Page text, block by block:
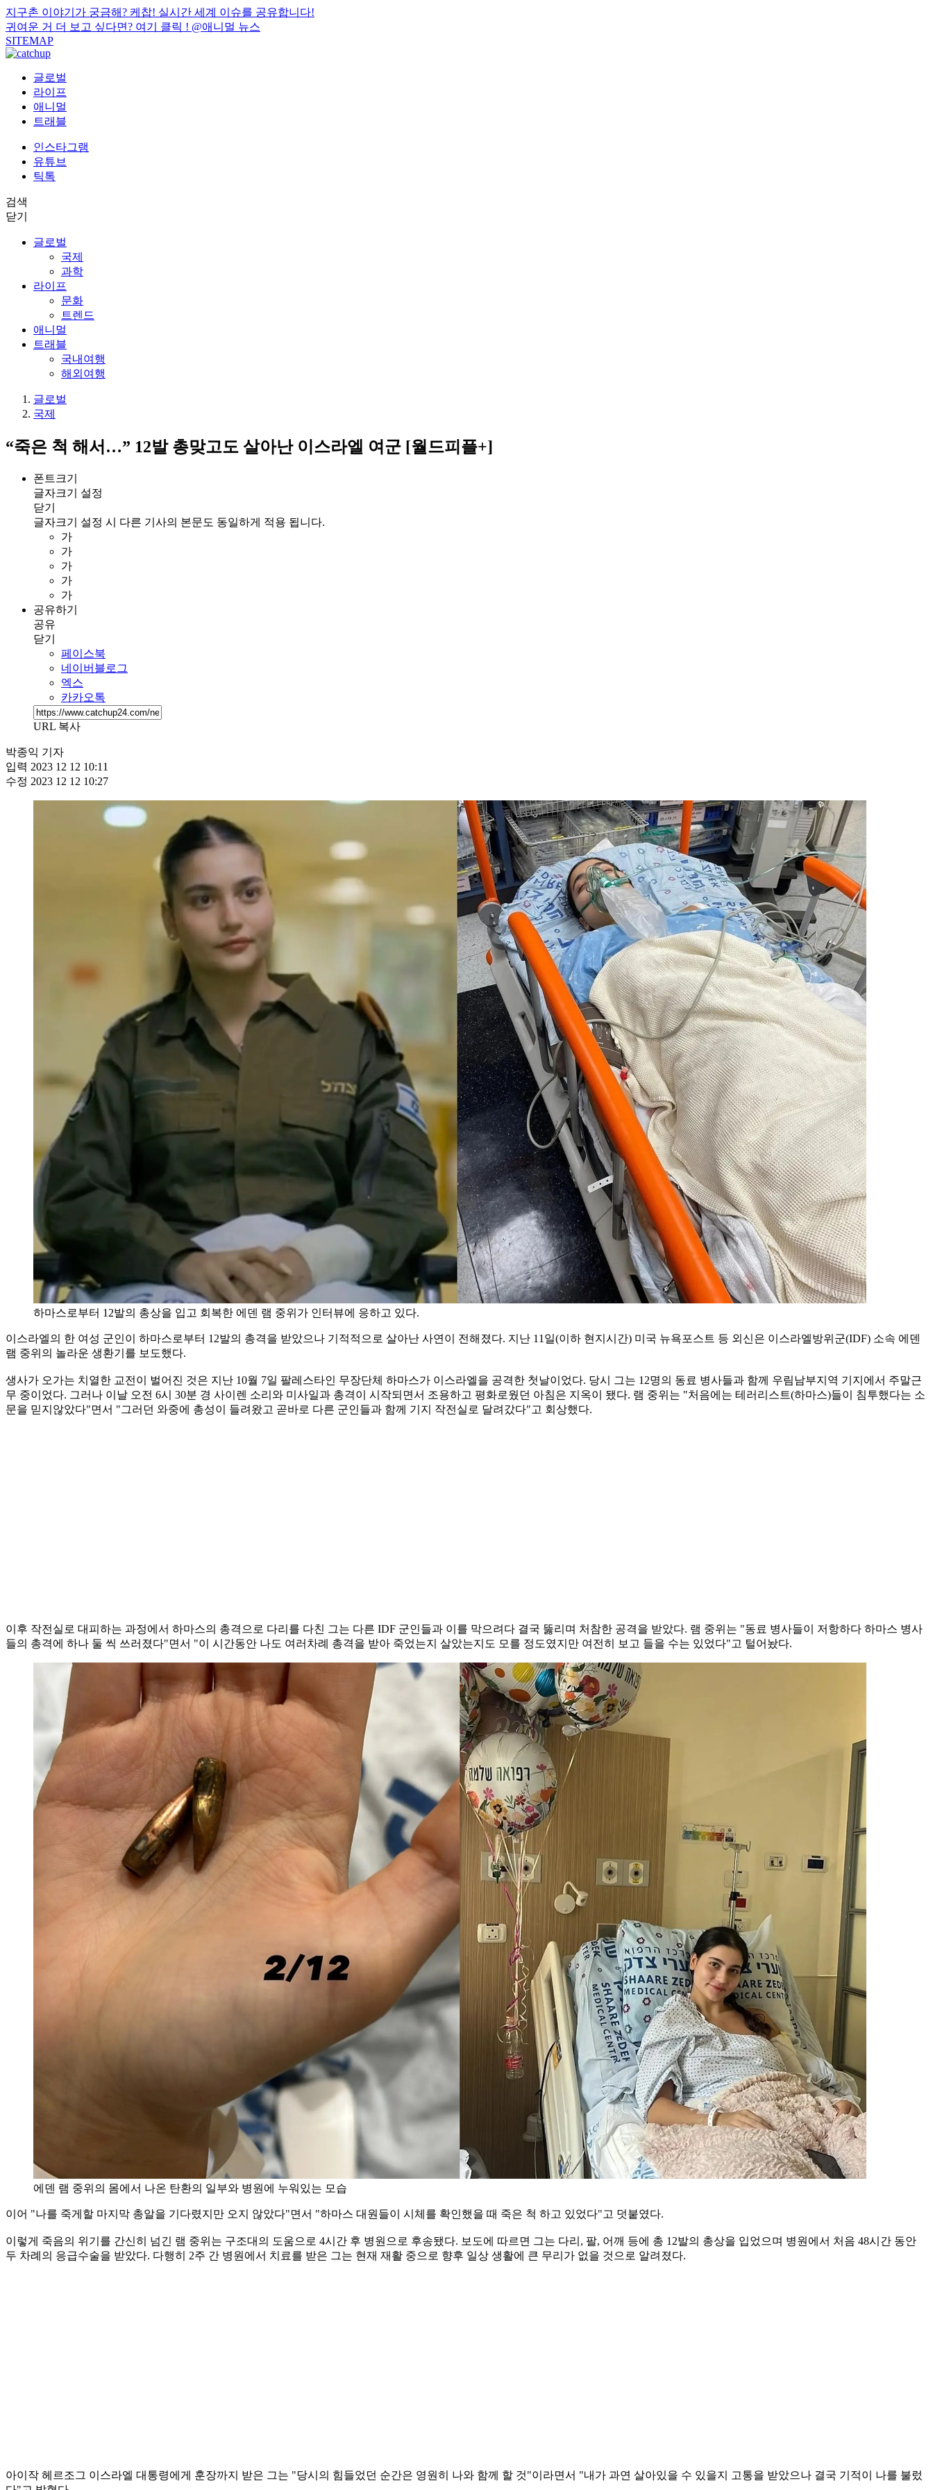
지구촌 이야기가 궁금해? 케찹! 실시간 세계 이슈를 공유합니다!
귀여운 거 더 보고 싶다면? 여기 클릭 ! @애니멀 뉴스
SITEMAP
글로벌
라이프
애니멀
트래블
인스타그램
유튜브
틱톡
검색
닫기
글로벌
국제
과학
라이프
문화
트렌드
애니멀
트래블
국내여행
해외여행
글로벌
국제
“죽은 척 해서…” 12발 총맞고도 살아난 이스라엘 여군 [월드피플+]
폰트크기
글자크기 설정
닫기
글자크기 설정 시 다른 기사의 본문도 동일하게 적용 됩니다.
가
가
가
가
가
공유하기
공유
닫기
페이스북
네이버블로그
엑스
카카오톡
URL 복사
박종익 기자
입력 2023 12 12 10:11
수정 2023 12 12 10:27
하마스로부터 12발의 총상을 입고 회복한 에덴 램 중위가 인터뷰에 응하고 있다.
이스라엘의 한 여성 군인이 하마스로부터 12발의 총격을 받았으나 기적적으로 살아난 사연이 전해졌다. 지난 11일(이하 현지시간) 미국 뉴욕포스트 등 외신은 이스라엘방위군(IDF) 소속 에덴
램 중위의 놀라운 생환기를 보도했다.
생사가 오가는 치열한 교전이 벌어진 것은 지난 10월 7일 팔레스타인 무장단체 하마스가 이스라엘을 공격한 첫날이었다. 당시 그는 12명의 동료 병사들과 함께 우림남부지역 기지에서 주말근
무 중이었다. 그러나 이날 오전 6시 30분 경 사이렌 소리와 미사일과 총격이 시작되면서 조용하고 평화로웠던 아침은 지옥이 됐다. 램 중위는 "처음에는 테러리스트(하마스)들이 침투했다는 소
문을 믿지않았다"면서 "그러던 와중에 총성이 들려왔고 곧바로 다른 군인들과 함께 기지 작전실로 달려갔다"고 회상했다.
이후 작전실로 대피하는 과정에서 하마스의 총격으로 다리를 다친 그는 다른 IDF 군인들과 이를 막으려다 결국 뚫리며 처참한 공격을 받았다. 램 중위는 "동료 병사들이 저항하다 하마스 병사
들의 총격에 하나 둘 씩 쓰러졌다"면서 "이 시간동안 나도 여러차례 총격을 받아 죽었는지 살았는지도 모를 정도였지만 여전히 보고 들을 수는 있었다"고 털어놨다.
에덴 램 중위의 몸에서 나온 탄환의 일부와 병원에 누워있는 모습
이어 "나를 죽게할 마지막 총알을 기다렸지만 오지 않았다"면서 "하마스 대원들이 시체를 확인했을 때 죽은 척 하고 있었다"고 덧붙였다.
이렇게 죽음의 위기를 간신히 넘긴 램 중위는 구조대의 도움으로 4시간 후 병원으로 후송됐다. 보도에 따르면 그는 다리, 팔, 어깨 등에 총 12발의 총상을 입었으며 병원에서 처음 48시간 동안
두 차례의 응급수술을 받았다. 다행히 2주 간 병원에서 치료를 받은 그는 현재 재활 중으로 향후 일상 생활에 큰 무리가 없을 것으로 알려졌다.
아이작 헤르조그 이스라엘 대통령에게 훈장까지 받은 그는 "당시의 힘들었던 순간은 영원히 나와 함께 할 것"이라면서 "내가 과연 살아있을 수 있을지 고통을 받았으나 결국 기적이 나를 불렀